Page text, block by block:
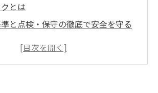
とは
と点検・保守の徹底で安全を守る
全教育がもたらす現場の変化と効果